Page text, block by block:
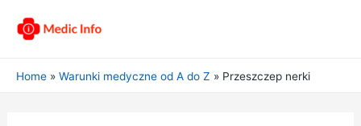
Home Warunki medyczne od A do Z Przeszczep nerki